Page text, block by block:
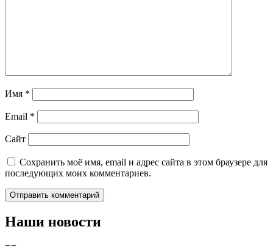
Имя *
Email *
Сайт
Сохранить моё имя, email и адрес сайта в этом браузере для
последующих моих комментариев.
Наши новости